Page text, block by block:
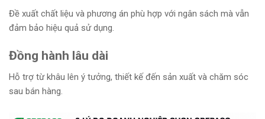
Đề xuất chất liệu và phương án phù hợp với ngân sách mà vẫn
đảm bảo hiệu quả sử dụng.
Đồng hành lâu dài
Hỗ trợ từ khâu lên ý tưởng, thiết kế đến sản xuất và chăm sóc
sau bán hàng.